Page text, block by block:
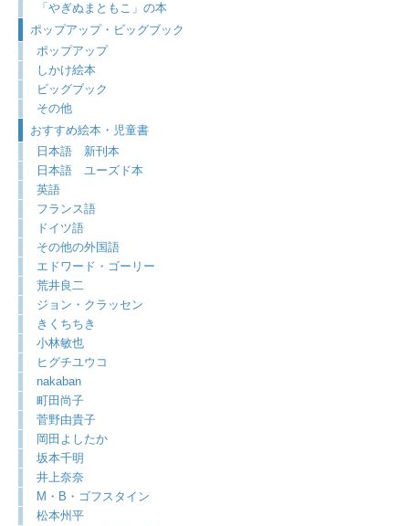
「やぎぬまともこ」の本
ポップアップ・ビッグブック
ポップアップ
しかけ絵本
ビッグブック
その他
おすすめ絵本・児童書
日本語 新刊本
日本語 ユーズド本
英語
フランス語
ドイツ語
その他の外国語
エドワード・ゴーリー
荒井良二
ジョン・クラッセン
きくちちき
小林敏也
ヒグチユウコ
nakaban
町田尚子
菅野由貴子
岡田よしたか
坂本千明
井上奈奈
M・B・ゴフスタイン
松本州平